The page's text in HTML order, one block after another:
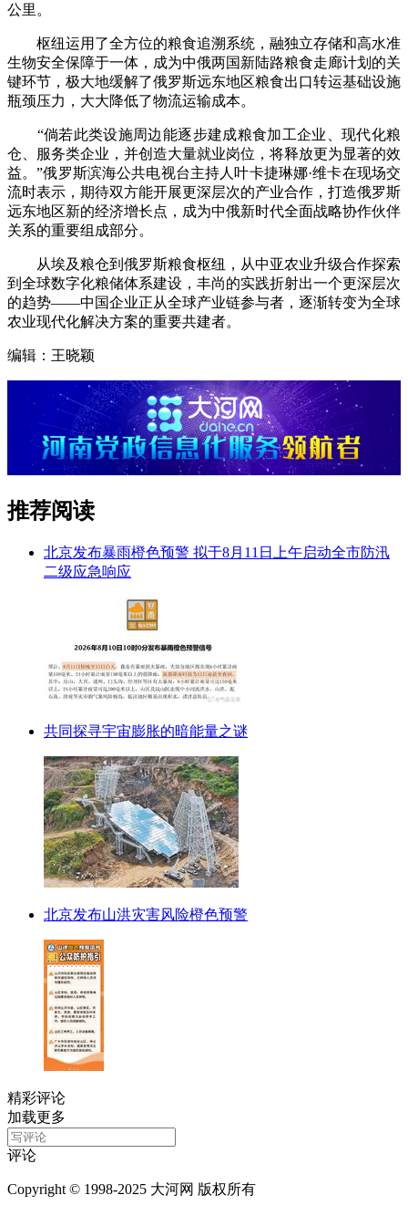
公里。
枢纽运用了全方位的粮食追溯系统，融独立存储和高水准
生物安全保障于一体，成为中俄两国新陆路粮食走廊计划的关
键环节，极大地缓解了俄罗斯远东地区粮食出口转运基础设施
瓶颈压力，大大降低了物流运输成本。
“倘若此类设施周边能逐步建成粮食加工企业、现代化粮
仓、服务类企业，并创造大量就业岗位，将释放更为显著的效
益。”俄罗斯滨海公共电视台主持人叶卡捷琳娜·维卡在现场交
流时表示，期待双方能开展更深层次的产业合作，打造俄罗斯
远东地区新的经济增长点，成为中俄新时代全面战略协作伙伴
关系的重要组成部分。
从埃及粮仓到俄罗斯粮食枢纽，从中亚农业升级合作探索
到全球数字化粮储体系建设，丰尚的实践折射出一个更深层次
的趋势——中国企业正从全球产业链参与者，逐渐转变为全球
农业现代化解决方案的重要共建者。
编辑：王晓颖
推荐阅读
北京发布暴雨橙色预警 拟于8月11日上午启动全市防汛
二级应急响应
共同探寻宇宙膨胀的暗能量之谜
北京发布山洪灾害风险橙色预警
精彩评论
加载更多
评论
Copyright © 1998-2025 大河网 版权所有